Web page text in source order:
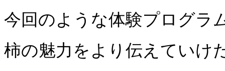
今回のような体験プログラ
柿の魅力をより伝えていけ